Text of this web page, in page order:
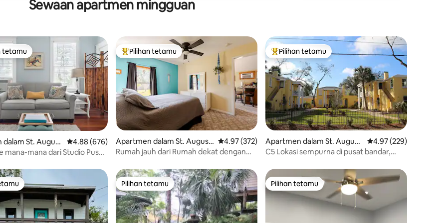
Sewaan apartmen mingguan
5, 231 ulasan
tetamu
tetamu
St. August
Penarafan purata 4.88 daripada 5, 676 ulasan
4.88 (676)
mana-mana dari Studio Pusat
Pilihan utama tetamu
Pilihan tetamu
Apartmen dalam St. Augusti
ne
Penarafan purata 4.97 daripada 5, 372 ulasan
4.97 (372)
Rumah jauh dari Rumah dekat dengan
Pilihan utama tetamu
Pilihan tetamu
Apartmen dalam St. Augusti
ne
Penarafan purata 4.97
4.97 (229)
C5 Lokasi sempurna di pusat bandar,
Pilihan tetamu
Pilihan tetamu Pilihan tetamu
Pilihan tetamu